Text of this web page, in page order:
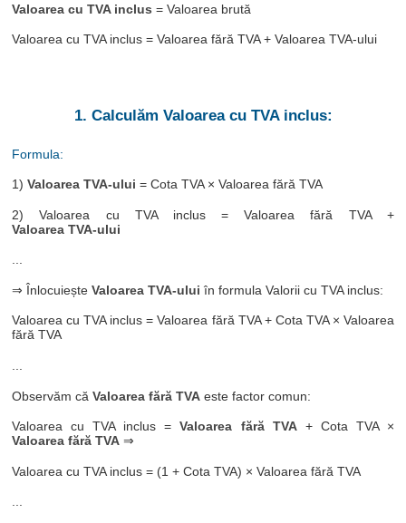
Valoarea cu TVA inclus = Valoarea brută
Valoarea cu TVA inclus = Valoarea fără TVA + Valoarea TVA-ului
1. Calculăm Valoarea cu TVA inclus:
Formula:
1)Valoarea TVA-ului = Cota TVA × Valoarea fără TVA
2) Valoarea cu TVA inclus = Valoarea fără TVA +
Valoarea TVA-ului
...
⇒ ÎnlocuieșteValoarea TVA-ului în formula Valorii cu TVA inclus:
Valoarea cu TVA inclus = Valoarea fără TVA + Cota TVA × Valoarea
fără TVA
Observăm căValoarea fără TVA este factor comun:
Valoarea cu TVA inclus =Valoarea fără TVA+ Cota TVA ×
Valoarea fără TVA ⇒
Valoarea cu TVA inclus = (1 + Cota TVA) × Valoarea fără TVA